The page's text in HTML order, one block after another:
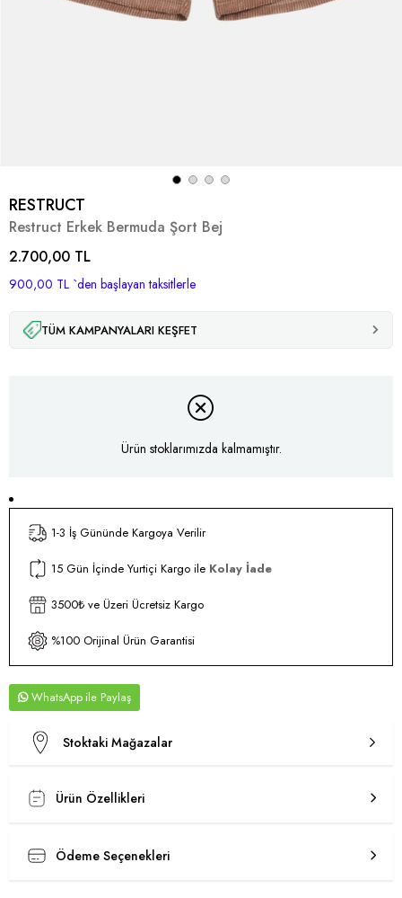
RESTRUCT
Restruct Erkek Bermuda Şort Bej
2.700,00 TL
900,00 TL `den başlayan taksitlerle
TÜM KAMPANYALARI KEŞFET
Ürün stoklarımızda kalmamıştır.
1-3 İş Gününde Kargoya Verilir
15 Gün İçinde Yurtiçi Kargo ile Kolay İade
3500₺ ve Üzeri Ücretsiz Kargo
%100 Orijinal Ürün Garantisi
WhatsApp
Stoktaki Mağazalar
Ürün Özellikleri
Ödeme Seçenekleri